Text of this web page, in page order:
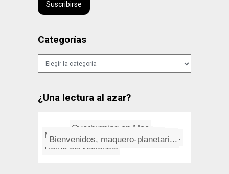
Suscribirse
Categorías
Categorías
¿Una lectura al azar?
Refranes españoles
Homo cerveciensis
Cuando el frí­o extremo se h...
Maneras de preguntar
"Nací cuando me besó": la fr...
Mi cabeza es una locomotora
Bienvenidos, maquero-planetari...